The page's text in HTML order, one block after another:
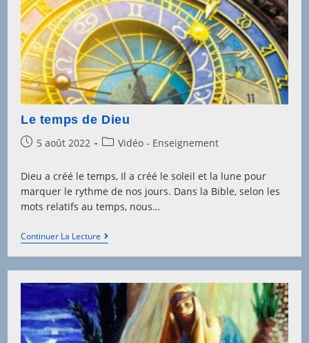
Le temps de Dieu
Post5 août 2022
PostVidéo - Enseignement
Dieu a créé le temps, Il a créé le soleil et la lune pour
marquer le rythme de nos jours. Dans la Bible, selon les
mots relatifs au temps, nous…
Continuer La LectureLe
Temps
De
Dieu